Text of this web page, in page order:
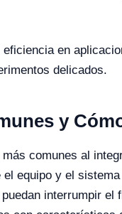
en
delicados.
y
comunes al
el equipo y el
interrumpir